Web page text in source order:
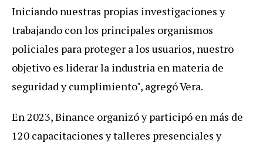
Iniciando nuestras propias investigaciones y
trabajando con los principales organismos
policiales para proteger a los usuarios, nuestro
objetivo es liderar la industria en materia de
seguridad y cumplimiento", agregó Vera.
En 2023, Binance organizó y participó en más de
120 capacitaciones y talleres presenciales y